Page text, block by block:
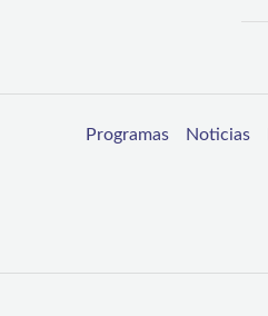
Programas Noticias